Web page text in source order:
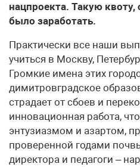
нацпроекта. Такую квоту,
было заработать.
Практически все наши
учиться в Москву,
Громкие имена этих
димитровградское
страдает от сбоев и
инновационная работа,
энтузиазмом и азартом,
проверенной годами
директора и педагоги –